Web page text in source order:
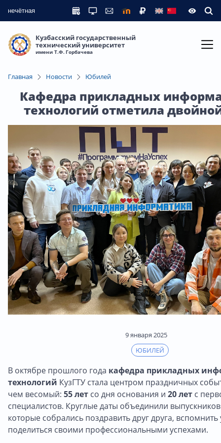
нечётная
Кузбасский государственный
технический университет
имени Т.Ф. Горбачева
Главная Новости Юбилей
Кафедра прикладных
технологий отметила
9 января 2025
ЮБИЛЕЙ
В октябре прошлого года кафедра прикладных
технологий КузГТУ стала центром праздничных
чем весомый: 55 лет со дня основания и 20 лет с
специалистов. Круглые даты объединили
которые собрались поздравить друг друга,
поделиться своими профессиональными успехами.